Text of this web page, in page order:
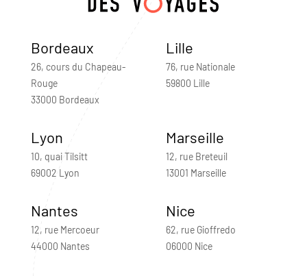
Bordeaux
26, cours du Chapeau-
Rouge
33000 Bordeaux
Lille
76, rue Nationale
59800 Lille
Lyon
10, quai Tilsitt
69002 Lyon
Marseille
12, rue Breteuil
13001 Marseille
Nantes
12, rue Mercoeur
44000 Nantes
Nice
62, rue Gioffredo
06000 Nice